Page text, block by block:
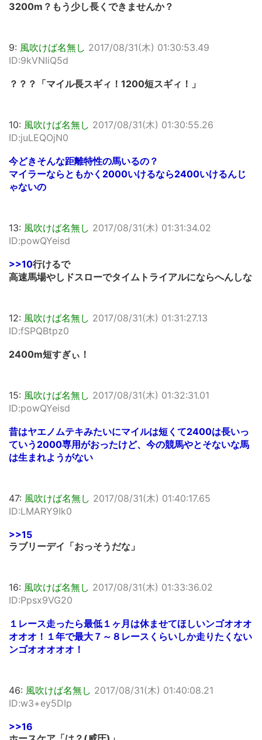
3200m？もう少し長くできませんか？
9: 風吹けば名無し 2017/08/31(木) 01:30:53.49
ID:9kVNIiQ5d
？？？「マイル長スギィ！1200短スギィ！」
10: 風吹けば名無し 2017/08/31(木) 01:30:55.26
ID:juLEQOjN0
今どきそんな距離特性の馬いるの？
マイラーならともかく2000いけるなら2400いけるんじ
ゃないの
13: 風吹けば名無し 2017/08/31(木) 01:31:34.02
ID:powQYeisd
>>10行けるで
高速馬場やしドスローでタイムトライアルにならへんしな
12: 風吹けば名無し 2017/08/31(木) 01:31:27.13
ID:fSPQBtpz0
2400m短すぎぃ！
15: 風吹けば名無し 2017/08/31(木) 01:32:31.01
ID:powQYeisd
昔はヤエノムテキみたいにマイルは短くて2400は長いっ
ていう2000専用がおったけど、今の競馬やとそないな馬
は生まれようがない
47: 風吹けば名無し 2017/08/31(木) 01:40:17.65
ID:LMARY9Ik0
>>15
ラブリーデイ「おっそうだな」
16: 風吹けば名無し 2017/08/31(木) 01:33:36.02
ID:Ppsx9VG20
１レース走ったら最低１ヶ月は休ませてほしいンゴオオオ
オオオ！１年で最大７～８レースくらいしか走りたくない
ンゴオオオオオ！
46: 風吹けば名無し 2017/08/31(木) 01:40:08.21
ID:w3+ey5DIp
>>16